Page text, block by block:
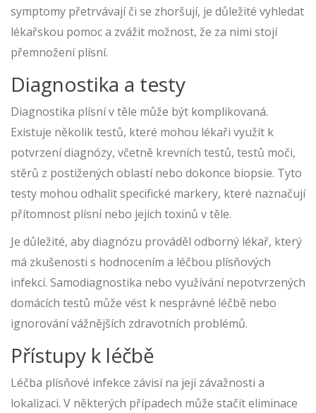
symptomy přetrvávají či se zhoršují, je důležité vyhledat
lékařskou pomoc a zvážit možnost, že za nimi stojí
přemnožení plísní.
Diagnostika a testy
Diagnostika plísní v těle může být komplikovaná.
Existuje několik testů, které mohou lékaři využít k
potvrzení diagnózy, včetně krevních testů, testů moči,
stěrů z postižených oblastí nebo dokonce biopsie. Tyto
testy mohou odhalit specifické markery, které naznačují
přítomnost plísní nebo jejich toxinů v těle.
Je důležité, aby diagnózu prováděl odborný lékař, který
má zkušenosti s hodnocením a léčbou plísňových
infekcí. Samodiagnostika nebo využívání nepotvrzených
domácích testů může vést k nesprávné léčbě nebo
ignorování vážnějších zdravotních problémů.
Přístupy k léčbě
Léčba plísňové infekce závisí na její závažnosti a
lokalizaci. V některých případech může stačit eliminace